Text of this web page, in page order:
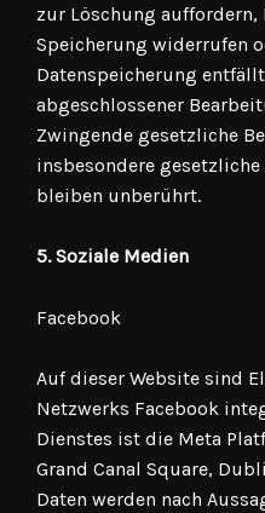
zur Löschung
Speicherung widerrufen
Datenspeicherung entfällt
abgeschlossener
Zwingende gesetzliche
insbesondere
bleiben unberührt.
5. Soziale Medien
Facebook
Auf dieser Website sind
Netzwerks Facebook
Dienstes ist die Meta
Grand Canal Square,
Daten werden nach